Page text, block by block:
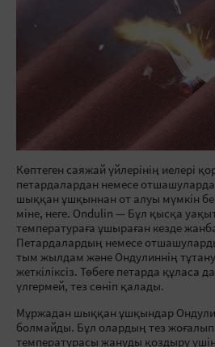
Көптеген саяжай үйлерінің иелері
петардалардан немесе
шыққан ұшқыннан от алуы мүмкін
міне, неге. Ondulin — Бұл қысқа
температураға ұшыраған кезде
Петардалардың немесе
тым жылдам және Ондулиннің
жеткіліксіз. Төбеге петарда құласа
үлгермей, тез сөніп қалады.
Мұржадан шыққан ұшқындар
болмайды. Бұл олардың тез жоғалып
температурасы жануды қоздыру үшін